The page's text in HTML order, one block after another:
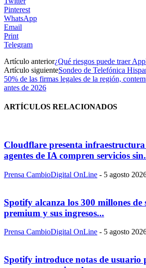
Pinterest
WhatsApp
Email
Print
Telegram
Artículo anterior¿Qué riesgos puede traer
Artículo siguienteSondeo de Telefónica
50% de las firmas legales de la región,
antes de 2026
ARTÍCULOS RELACIONADOS
Cloudflare presenta
agentes de IA compren servicios
Prensa CambioDigital OnLine - 5 agosto
Spotify alcanza los 300 millones de
premium y sus ingresos...
Prensa CambioDigital OnLine - 5 agosto
Spotify introduce notas de usuario